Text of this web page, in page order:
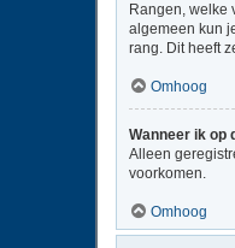
Rangen, welke
algemeen kun
rang. Dit heeft
Omhoog
Wanneer ik op
Alleen
voorkomen.
Omhoog